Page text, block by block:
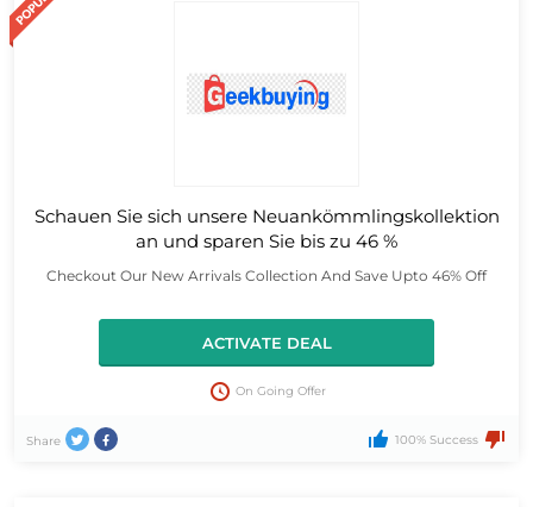
Schauen Sie sich unsere Neuankömmlingskollektion
an und sparen Sie bis zu 46 %
Checkout Our New Arrivals Collection And Save Upto 46% Off
ACTIVATE DEAL
On Going Offer
Share 100% Success